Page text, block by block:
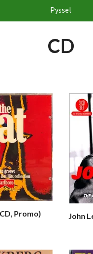
Pyssel
CD
Promo)
John